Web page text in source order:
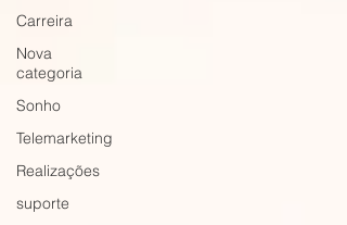
Carreira
Nova
categoria
Sonho
Telemarketing
Realizações
suporte